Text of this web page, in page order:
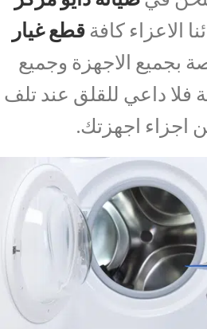
الاعزاء كافةقطع غيار
بجميع الاجهزة وجميع
فلا داعي للقلق عند تلف
اجزاء اجهزتك.